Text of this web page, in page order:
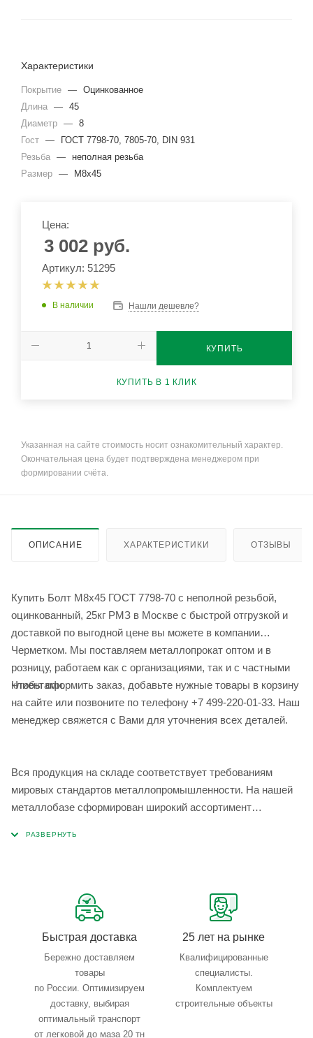
Характеристики
Покрытие — Оцинкованное
Длина — 45
Диаметр — 8
Гост —
ГОСТ 7798-70, 7805-70, DIN 931
Резьба —
неполная резьба
Размер — М8х45
Цена:
3 002 руб.
Артикул: 51295
В наличии Нашли дешевле?
КУПИТЬ
КУПИТЬ В 1 КЛИК
Указанная на сайте стоимость носит ознакомительный характер.
Окончательная цена будет подтверждена менеджером при
формировании счёта.
ОПИСАНИЕ ХАРАКТЕРИСТИКИ ОТЗЫВЫ
Купить Болт М8х45 ГОСТ 7798-70 с неполной резьбой,
оцинкованный, 25кг РМЗ в Москве с быстрой отгрузкой и
доставкой по выгодной цене вы можете в компании
Черметком. Мы поставляем металлопрокат оптом и в
розницу, работаем как с организациями, так и с частными
клиентами.
Чтобы оформить заказ, добавьте нужные товары в корзину
на сайте или позвоните по телефону +7 499-220-01-33. Наш
менеджер свяжется с Вами для уточнения всех деталей.
Вся продукция на складе соответствует требованиям
мировых стандартов металлопромышленности. На нашей
металлобазе сформирован широкий ассортимент
Быстрая доставка
Бережно доставляем
товары
по России. Оптимизируем
доставку, выбирая
оптимальный транспорт
от легковой до маза 20 тн
25 лет на рынке
Квалифицированные
специалисты.
Комплектуем
строительные объекты